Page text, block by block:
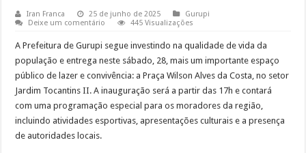
Iran Franca 25 de junho de 2025
Gurupi
Deixe um comentário
445 Visualizações
A Prefeitura de Gurupi segue investindo na qualidade de vida da
população e entrega neste sábado, 28, mais um importante espaço
público de lazer e convivência: a Praça Wilson Alves da Costa, no setor
Jardim Tocantins II. A inauguração será a partir das 17h e contará
com uma programação especial para os moradores da região,
incluindo atividades esportivas, apresentações culturais e a presença
de autoridades locais.